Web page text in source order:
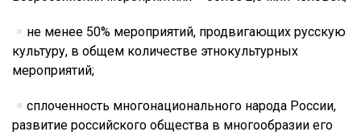
не менее 50% мероприятий, продвигающих русскую
культуру, в общем количестве этнокультурных
мероприятий;
сплоченность многонационального народа России,
развитие российского общества в многообразии его